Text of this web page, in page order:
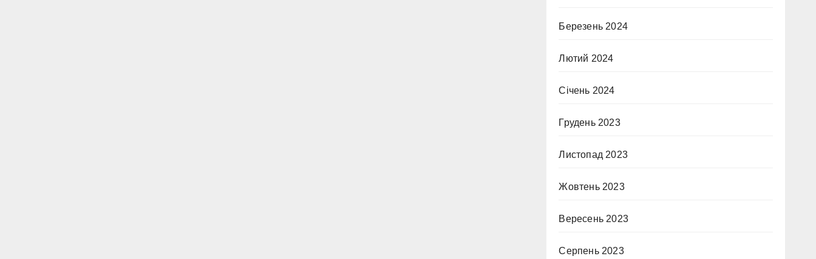
Березень 2024
Лютий 2024
Січень 2024
Грудень 2023
Листопад 2023
Жовтень 2023
Вересень 2023
Серпень 2023